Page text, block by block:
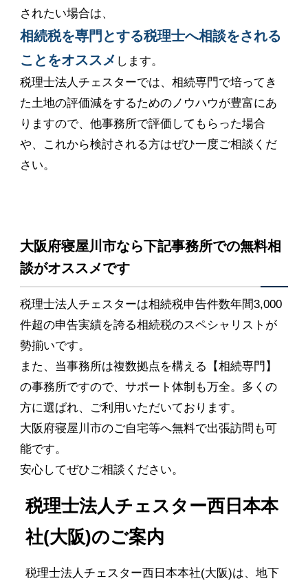
されたい場合は、
相続税を専門とする税理士へ相談をされる
ことをオススメ します。
税理士法人チェスターでは、相続専門で培ってき
た土地の評価減をするためのノウハウが豊富にあ
りますので、他事務所で評価してもらった場合
や、これから検討される方はぜひ一度ご相談くだ
さい。
大阪府寝屋川市なら下記事務所での無料相
談がオススメです
税理士法人チェスターは相続税申告件数年間3,000
件超の申告実績を誇る相続税のスペシャリストが
勢揃いです。
また、当事務所は複数拠点を構える【相続専門】
の事務所ですので、サポート体制も万全。多くの
方に選ばれ、ご利用いただいております。
大阪府寝屋川市のご自宅等へ無料で出張訪問も可
能です。
安心してぜひご相談ください。
税理士法人チェスター西日本本
社(大阪)のご案内
税理士法人チェスター西日本本社(大阪)は、地下